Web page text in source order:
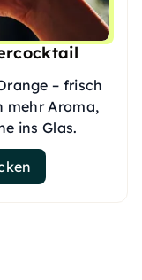
– frisch
mehr Aroma,
ins Glas.